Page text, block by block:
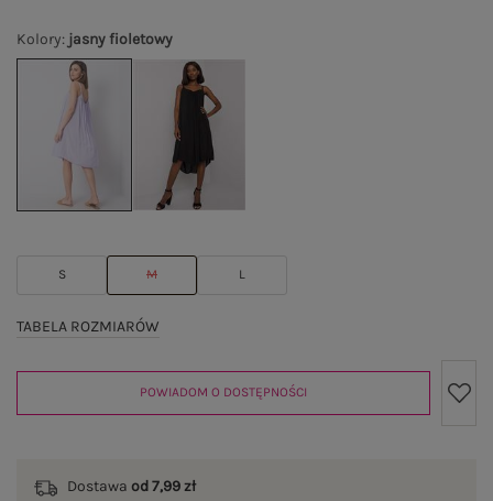
Kolory: jasny fioletowy
S M L
TABELA ROZMIARÓW
POWIADOM O DOSTĘPNOŚCI
Dostawa od 7,99 zł